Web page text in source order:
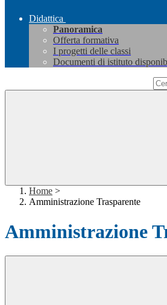
Didattica
Panoramica
Offerta formativa
I progetti delle classi
Documenti di istituto
Home >
Amministrazione Trasparente
Amministrazione